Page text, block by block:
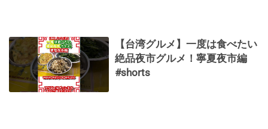
【台湾グルメ】一度は食べたい
絶品夜市グルメ！寧夏夜市編
#shorts